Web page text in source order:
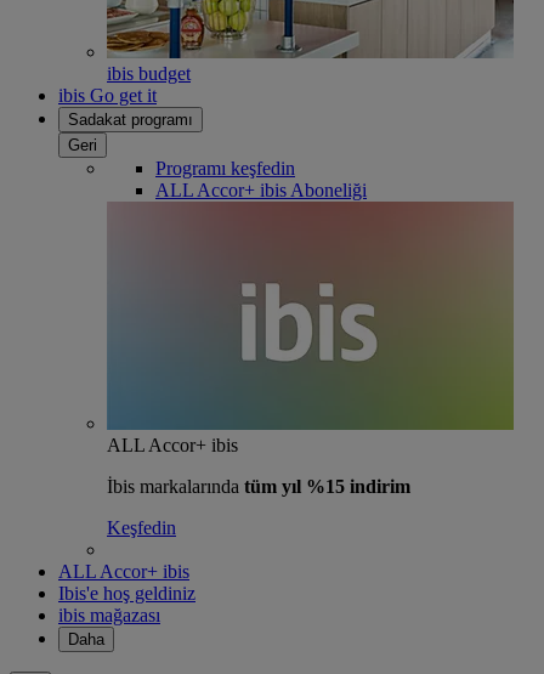
ibis budget
ibis Go get it
Sadakat programı
Geri
Programı keşfedin
ALL Accor+ ibis Aboneliği
ALL Accor+ ibis
İbis markalarında tüm yıl %15 indirim
Keşfedin
ALL Accor+ ibis
Ibis'e hoş geldiniz
ibis mağazası
Daha